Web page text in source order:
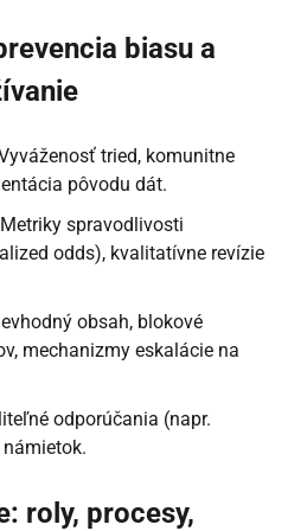
biasu a
tried, komunitne
pôvodu dát.
Metriky spravodlivosti
odds), kvalitatívne revízie
obsah, blokové
mechanizmy eskalácie na
odporúčania (napr.
roly, procesy,